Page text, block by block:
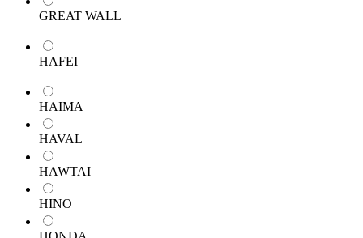
GREAT WALL
HAFEI
HAIMA
HAVAL
HAWTAI
HINO